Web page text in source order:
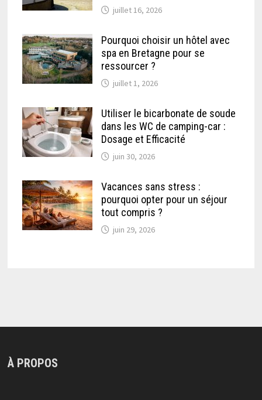
juillet 16, 2026
Pourquoi choisir un hôtel avec
spa en Bretagne pour se
ressourcer ?
juillet 1, 2026
Utiliser le bicarbonate de soude
dans les WC de camping-car :
Dosage et Efficacité
juin 30, 2026
Vacances sans stress :
pourquoi opter pour un séjour
tout compris ?
juin 29, 2026
À PROPOS